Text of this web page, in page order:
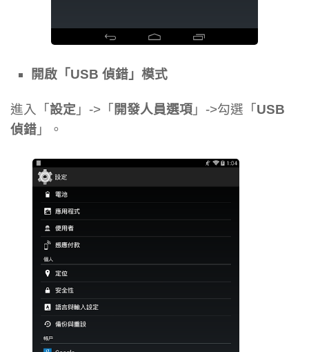
開啟「USB 偵錯」模式
進入「 設定 」->「 開發人員選項 」->勾選「 USB
偵錯 」。